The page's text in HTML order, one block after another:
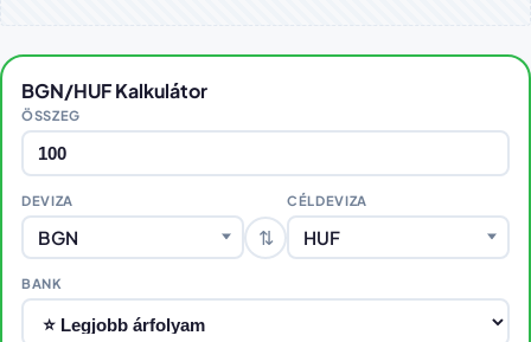
BGN/HUF Kalkulátor
ÖSSZEG
DEVIZA
BGN ⇅
CÉLDEVIZA
HUF
BANK